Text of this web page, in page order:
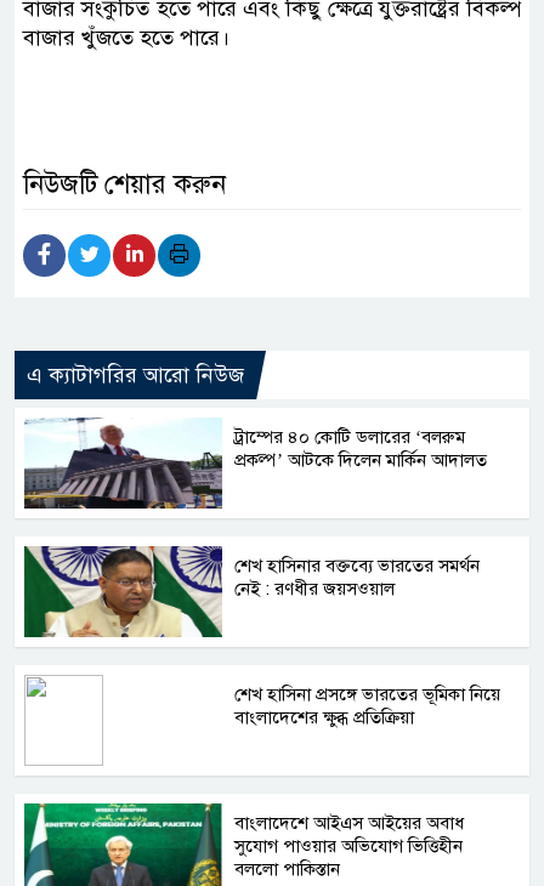
বাজার সংকুচিত হতে পারে এবং কিছু ক্ষেত্রে যুক্তরাষ্ট্রের বিকল্প
বাজার খুঁজতে হতে পারে।
নিউজটি শেয়ার করুন
এ ক্যাটাগরির আরো নিউজ
ট্রাম্পের ৪০ কোটি ডলারের ‘বলরুম
প্রকল্প’ আটকে দিলেন মার্কিন আদালত
শেখ হাসিনার বক্তব্যে ভারতের সমর্থন
নেই : রণধীর জয়সওয়াল
শেখ হাসিনা প্রসঙ্গে ভারতের ভূমিকা নিয়ে
বাংলাদেশের ক্ষুব্ধ প্রতিক্রিয়া
বাংলাদেশে আইএস আইয়ের অবাধ
সুযোগ পাওয়ার অভিযোগ ভিত্তিহীন
বললো পাকিস্তান